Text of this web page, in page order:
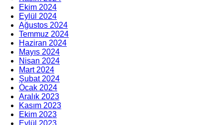
Ekim 2024
Eylül 2024
Ağustos 2024
Temmuz 2024
Haziran 2024
Mayıs 2024
Nisan 2024
Mart 2024
Şubat 2024
Ocak 2024
Aralık 2023
Kasım 2023
Ekim 2023
Eylül 2023